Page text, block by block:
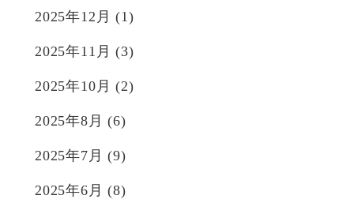
2025年12月 (1)
2025年11月 (3)
2025年10月 (2)
2025年8月 (6)
2025年7月 (9)
2025年6月 (8)